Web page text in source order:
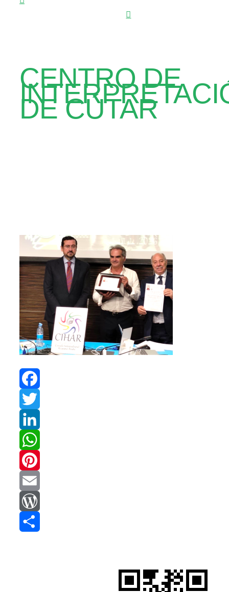
CENTRO DE
DE CÚTAR
Facebook
Twitter
LinkedIn
WhatsApp
Pinterest
Email
WordPress